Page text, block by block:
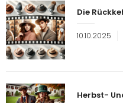
Die
Veröffentlicht
10.10.2025
Herbst-